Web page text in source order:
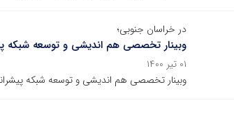
در خراسان جنوبی؛
وبینار تخصصی هم اندیشی و توسعه شبکه
۰۱ تیر ۱۴۰۰
وبینار تخصصی هم اندیشی و توسعه شبکه پیشرانان خیاطی ۳۱